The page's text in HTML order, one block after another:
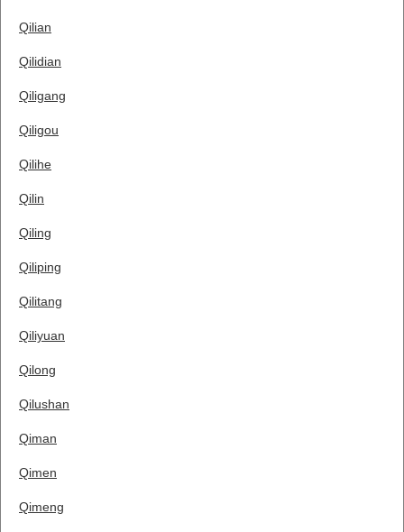
Qilian
Qilidian
Qiligang
Qiligou
Qilihe
Qilin
Qiling
Qiliping
Qilitang
Qiliyuan
Qilong
Qilushan
Qiman
Qimen
Qimeng